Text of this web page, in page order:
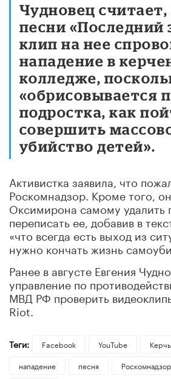
Чудновец считает,
песни «Последний
клип на нее
нападение в
колледже,
«обрисовывается
подростка, как
совершить
убийство детей».
Активистка заявила, что
Роскомнадзор. Кроме того,
Оксимирона самому
переписать ее, добавив в
«что всегда есть выход из
нужно кончать жизнь
Ранее в августе Евгения
управление по
МВД РФ проверить
Riot.
Теги: Facebook YouTube Керчь
нападение
песня Роскомнадзор